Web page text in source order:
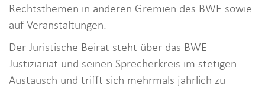
Rechtsthemen in anderen Gremien des BWE sowie
auf Veranstaltungen.
Der Juristische Beirat steht über das BWE
Justiziariat und seinen Sprecherkreis im stetigen
Austausch und trifft sich mehrmals jährlich zu